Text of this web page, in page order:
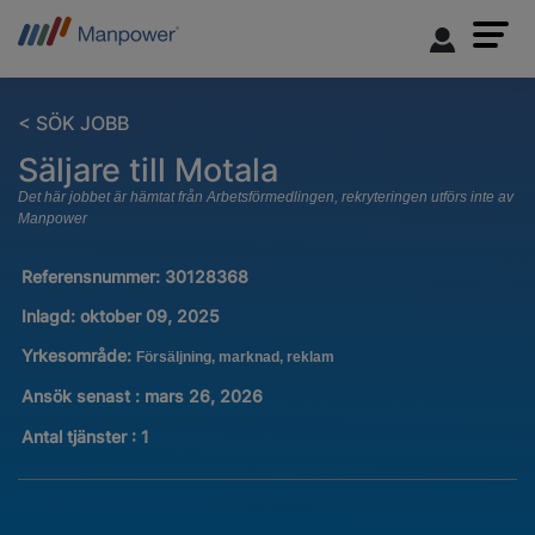
< SÖK JOBB
Säljare till Motala
Det här jobbet är hämtat från Arbetsförmedlingen, rekryteringen utförs inte av
Manpower
Referensnummer: 30128368
Inlagd: oktober 09, 2025
Yrkesområde: Försäljning, marknad, reklam
Ansök senast : mars 26, 2026
Antal tjänster : 1